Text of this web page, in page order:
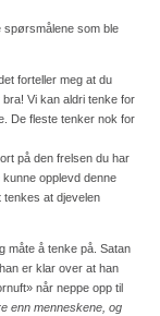
spørsmålene som ble
forteller meg at du
Vi kan aldri tenke for
De fleste tenker nok for
på den frelsen du har
opplevd denne
tenkes at djevelen
måte å tenke på. Satan
er klar over at han
når neppe opp til
enn menneskene, og